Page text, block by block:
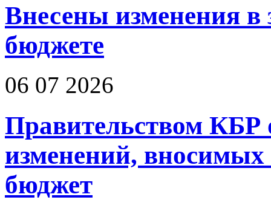
Внесены изменения в
бюджете
06 07 2026
Правительством КБР
изменений, вносимых
бюджет